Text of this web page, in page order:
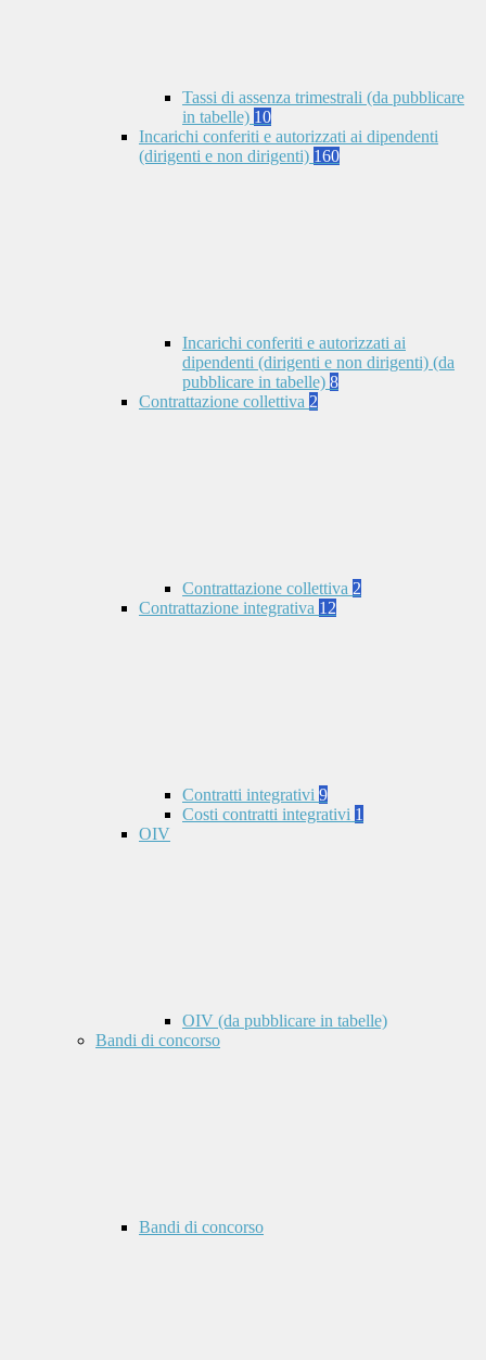
Tassi di assenza trimestrali (da pubblicare
in tabelle) 10
Incarichi conferiti e autorizzati ai dipendenti
(dirigenti e non dirigenti) 160
Incarichi conferiti e autorizzati ai
dipendenti (dirigenti e non dirigenti) (da
pubblicare in tabelle) 8
Contrattazione collettiva 2
Contrattazione collettiva 2
Contrattazione integrativa 12
Contratti integrativi 9
Costi contratti integrativi 1
OIV
OIV (da pubblicare in tabelle)
Bandi di concorso
Bandi di concorso